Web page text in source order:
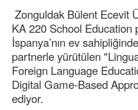
Zonguldak Bülent Ecevit
KA 220 School Education
İspanya’nın ev
partnerle yürütülen
Foreign Language
Digital Game-Based
ediyor.